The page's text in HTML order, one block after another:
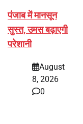
पंजाब में मानसून
सुस्त, उमस बढ़ाएगी
परेशानी
August
8, 2026
0